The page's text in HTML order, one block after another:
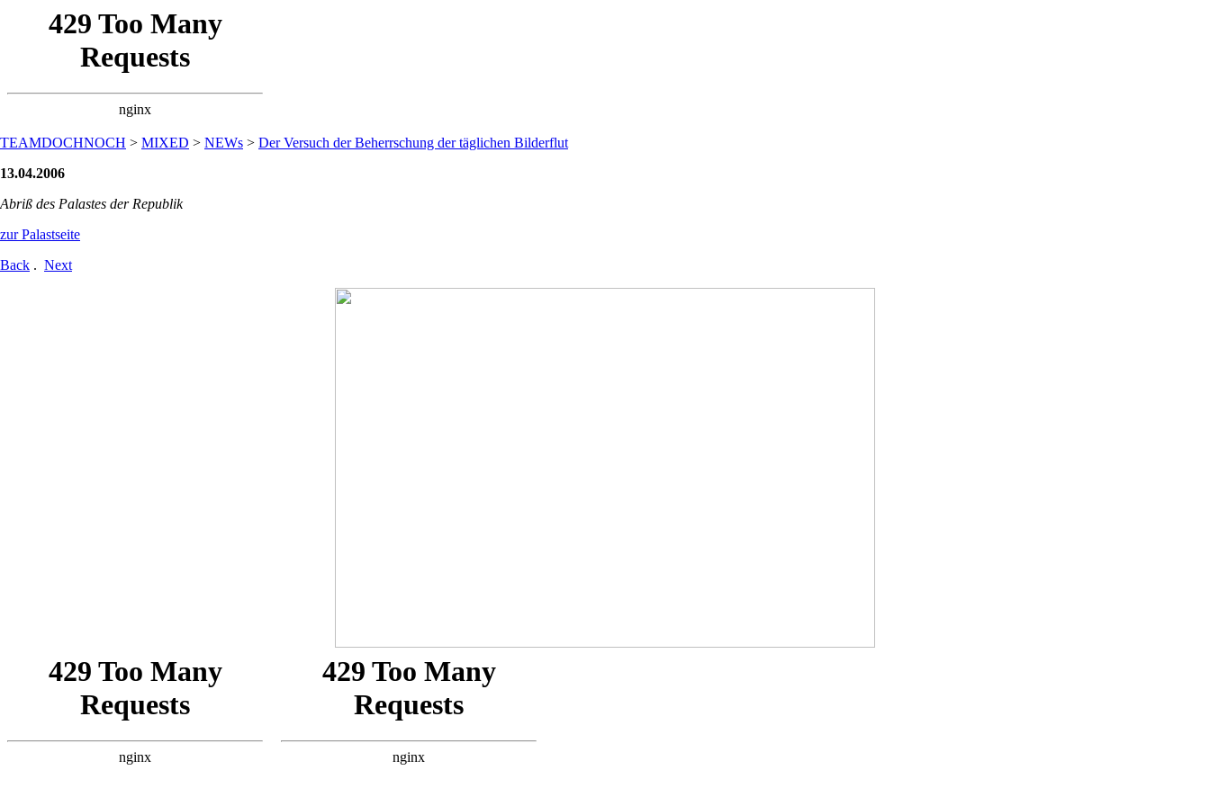
TEAMDOCHNOCH > MIXED > NEWs > Der Versuch der Beherrschung der täglichen Bilderflut
13.04.2006
Abriß des Palastes der Republik
zur Palastseite
Back . Next